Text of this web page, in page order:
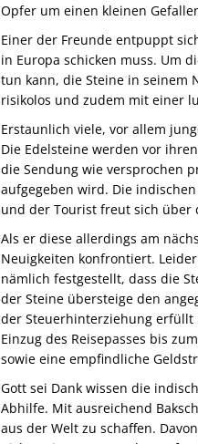
Opfer um einen kleinen
Einer der Freunde entpuppt
in Europa schicken muss. Um
tun kann, die Steine in seinem
risikolos und zudem mit einer
Erstaunlich viele, vor allem
Die Edelsteine werden vor
die Sendung wie versprochen
aufgegeben wird. Die
und der Tourist freut sich über
Als er diese allerdings am
Neuigkeiten konfrontiert.
nämlich festgestellt, dass die
der Steine übersteige den
der Steuerhinterziehung erfüllt
Einzug des Reisepasses bis
sowie eine empfindliche
Gott sei Dank wissen die
Abhilfe. Mit ausreichend
aus der Welt zu schaffen.